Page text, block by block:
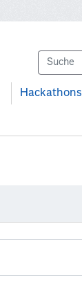
Hackathons